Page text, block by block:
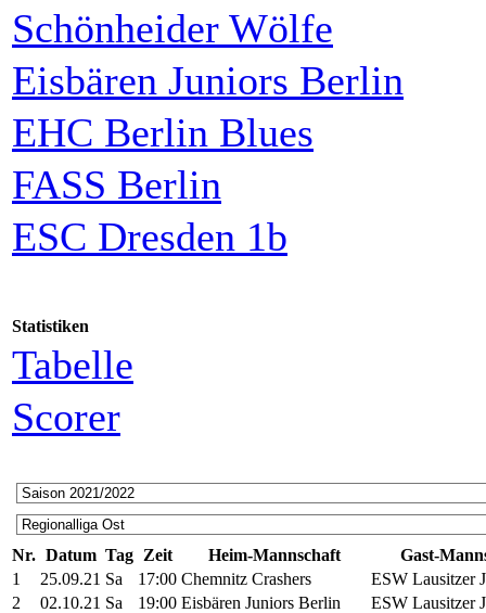
Schönheider Wölfe
Eisbären Juniors Berlin
EHC Berlin Blues
FASS Berlin
ESC Dresden 1b
Statistiken
Tabelle
Scorer
Nr. Datum Tag Zeit Heim-Mannschaft
Gast-
1
25.09.21 Sa 17:00 Chemnitz Crashers
ESW Lausitzer
2
02.10.21 Sa 19:00 Eisbären Juniors Berlin
ESW Lausitzer